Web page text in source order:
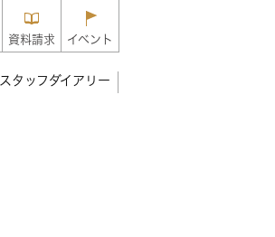
資料請求 イベント
スタッフダイアリー